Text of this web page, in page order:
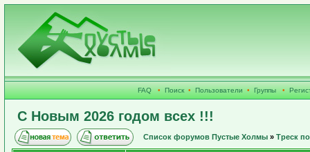
FAQ • Поиск • Пользователи • Группы •
С Новым 2026 годом всех !!!
Список форумов Пустые Холмы » Треск